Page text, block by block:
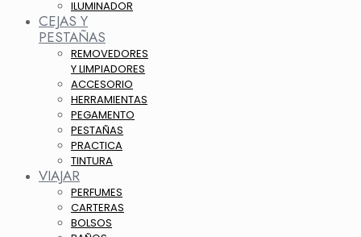
ILUMINADOR
CEJAS Y
PESTAÑAS
REMOVEDORES
Y LIMPIADORES
ACCESORIO
HERRAMIENTAS
PEGAMENTO
PESTAÑAS
PRACTICA
TINTURA
VIAJAR
PERFUMES
CARTERAS
BOLSOS